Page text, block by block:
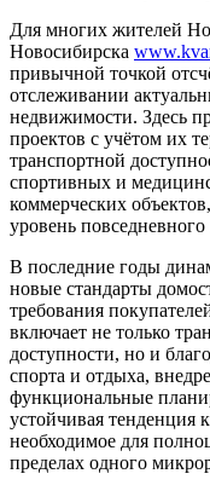
Для многих жителей
Новосибирска
привычной точкой
отслеживании
недвижимости. Здесь
проектов с учётом их
транспортной
спортивных и
коммерческих
уровень
В последние годы
новые стандарты
требования
включает не только
доступности, но и
спорта и отдыха,
функциональные
устойчивая тенденция
необходимое для
пределах одного